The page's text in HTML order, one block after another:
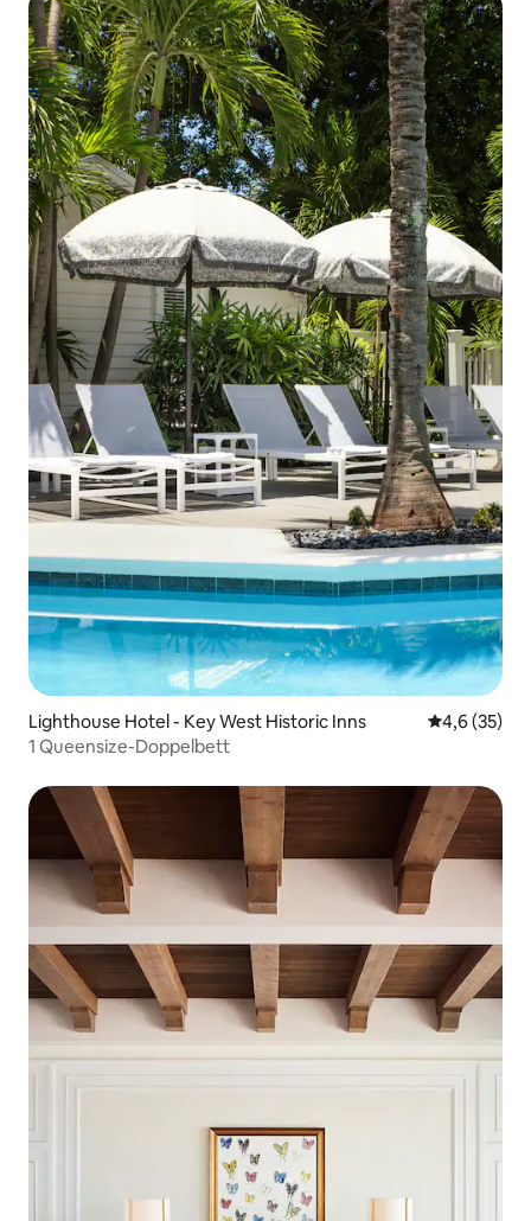
Lighthouse Hotel - Key West Historic Inns
4,6 (35)
1 Queensize-Doppelbett